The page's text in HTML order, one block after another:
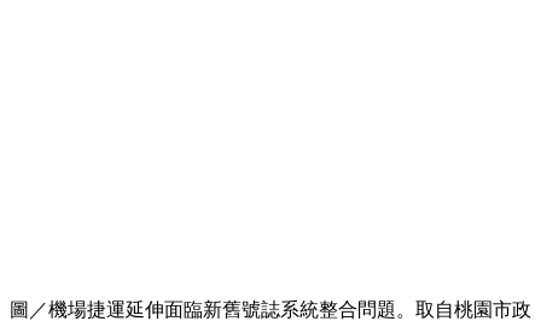
圖／機場捷運延伸面臨新舊號誌系統整合問題。取自桃園市政